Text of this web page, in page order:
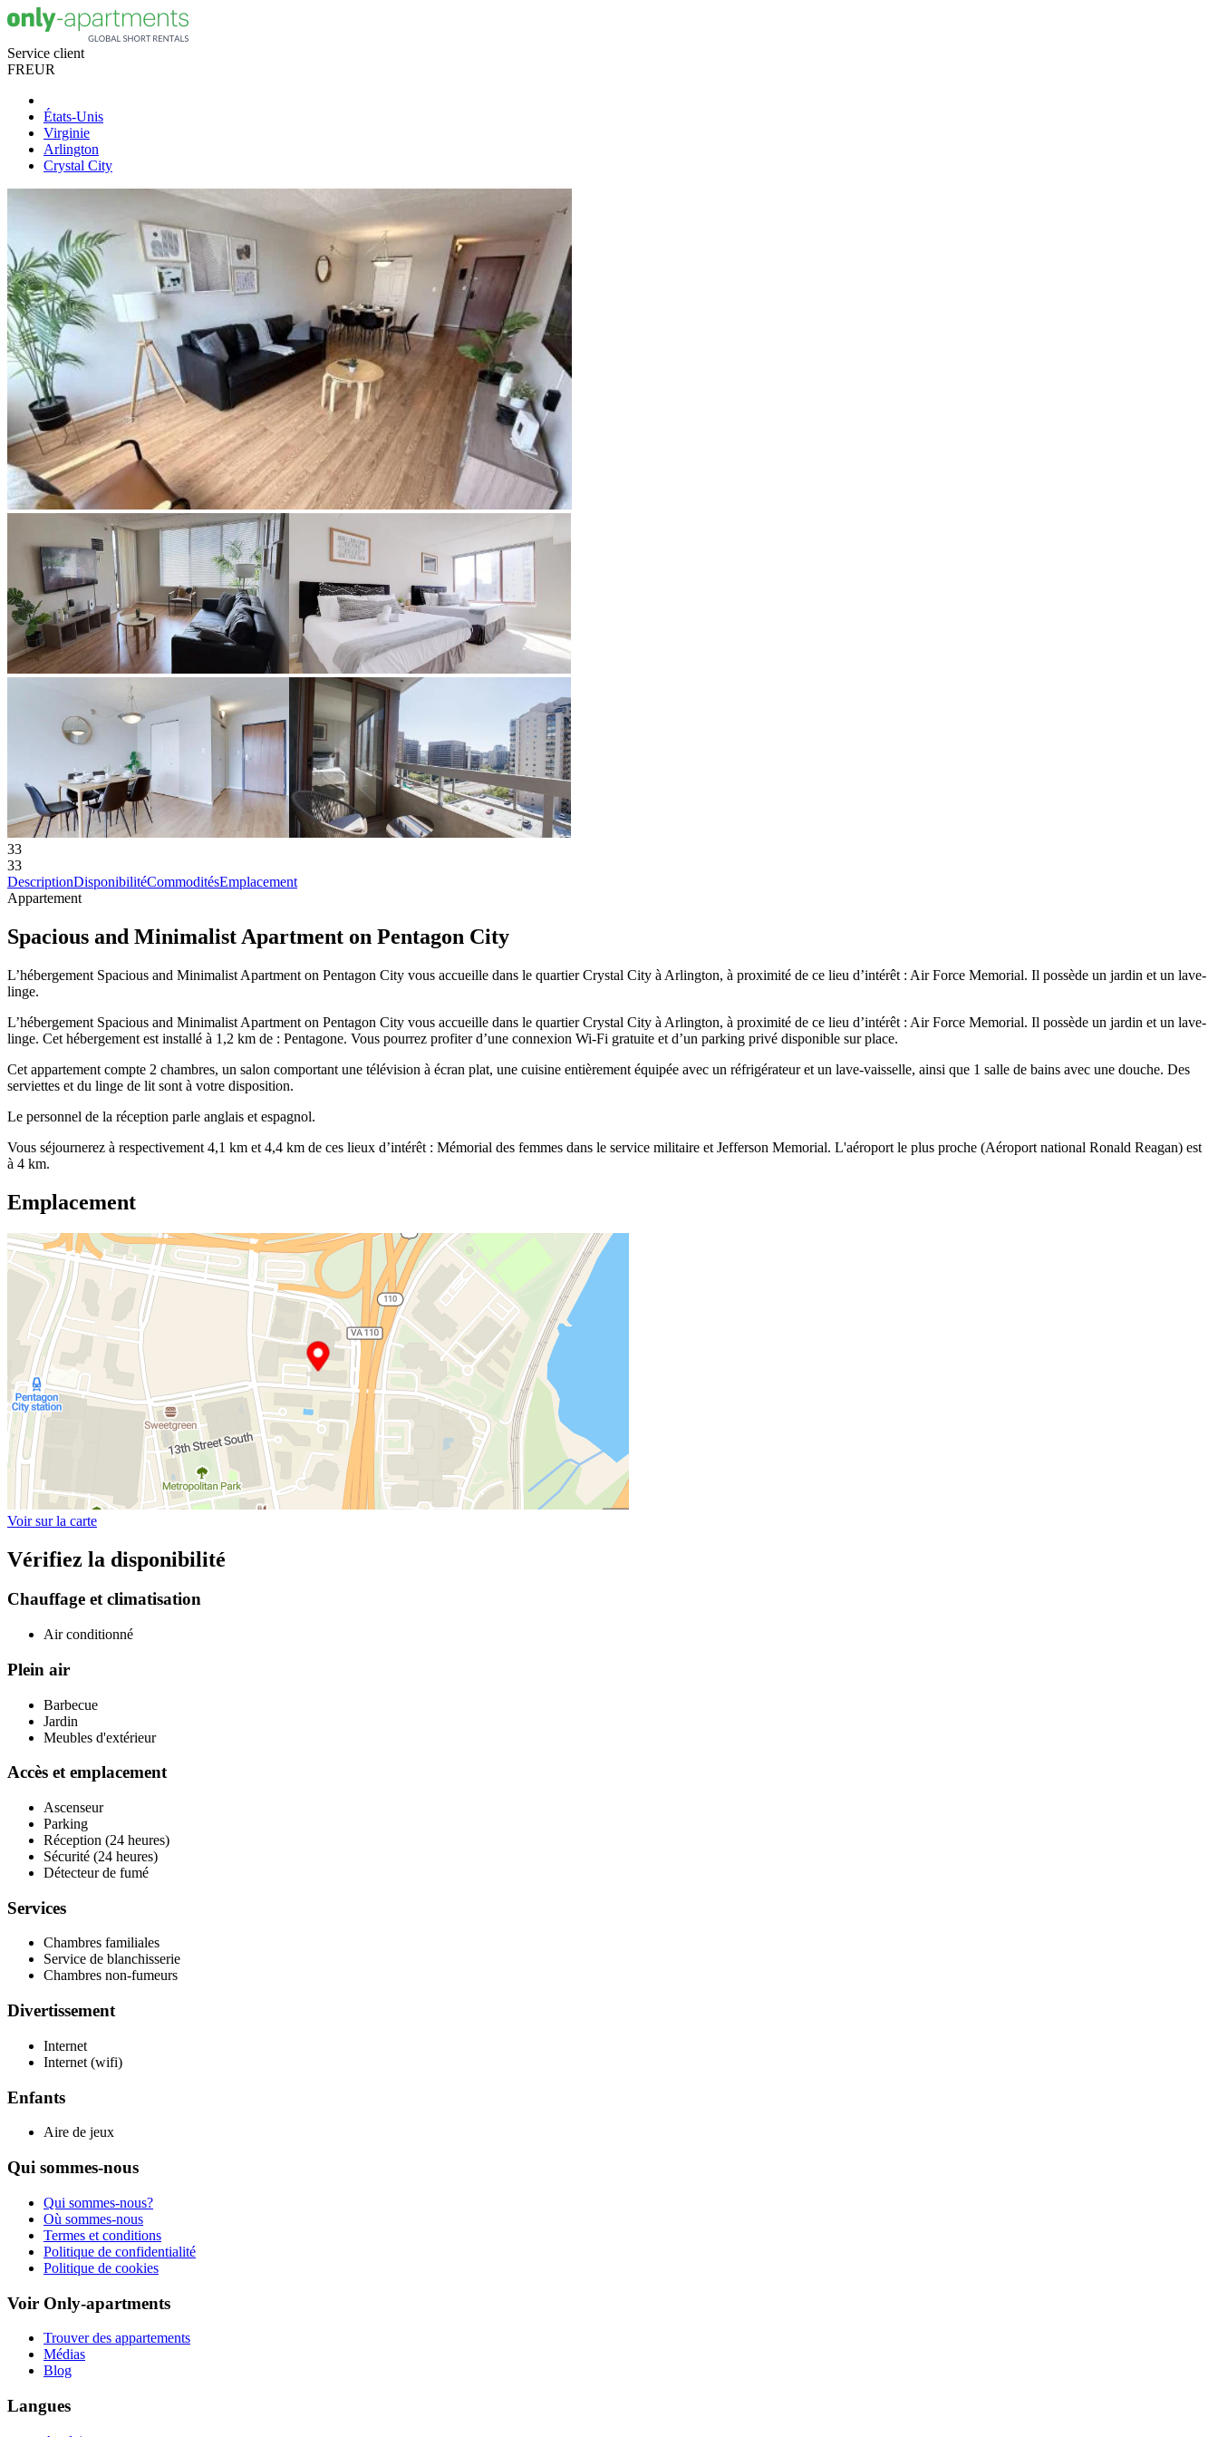
Service client
FREUR
États-Unis
Virginie
Arlington
Crystal City
33
33
DescriptionDisponibilitéCommoditésEmplacement
Appartement
Spacious and Minimalist Apartment on Pentagon City
L’hébergement Spacious and Minimalist Apartment on Pentagon City vous accueille dans le quartier Crystal City à Arlington, à proximité de ce lieu d’intérêt : Air Force Memorial. Il possède un jardin et un lave-
linge.
L’hébergement Spacious and Minimalist Apartment on Pentagon City vous accueille dans le quartier Crystal City à Arlington, à proximité de ce lieu d’intérêt : Air Force Memorial. Il possède un jardin et un lave-
linge. Cet hébergement est installé à 1,2 km de : Pentagone. Vous pourrez profiter d’une connexion Wi-Fi gratuite et d’un parking privé disponible sur place.
Cet appartement compte 2 chambres, un salon comportant une télévision à écran plat, une cuisine entièrement équipée avec un réfrigérateur et un lave-vaisselle, ainsi que 1 salle de bains avec une douche. Des
serviettes et du linge de lit sont à votre disposition.
Le personnel de la réception parle anglais et espagnol.
Vous séjournerez à respectivement 4,1 km et 4,4 km de ces lieux d’intérêt : Mémorial des femmes dans le service militaire et Jefferson Memorial. L'aéroport le plus proche (Aéroport national Ronald Reagan) est
à 4 km.
Emplacement
Voir sur la carte
Vérifiez la disponibilité
Chauffage et climatisation
Air conditionné
Plein air
Barbecue
Jardin
Meubles d'extérieur
Accès et emplacement
Ascenseur
Parking
Réception (24 heures)
Sécurité (24 heures)
Détecteur de fumé
Services
Chambres familiales
Service de blanchisserie
Chambres non-fumeurs
Divertissement
Internet
Internet (wifi)
Enfants
Aire de jeux
Qui sommes-nous
Qui sommes-nous?
Où sommes-nous
Termes et conditions
Politique de confidentialité
Politique de cookies
Voir Only-apartments
Trouver des appartements
Médias
Blog
Langues